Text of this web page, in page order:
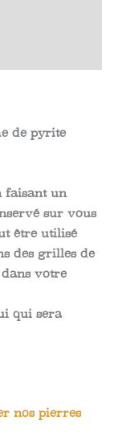
de pyrite
faisant un
sur vous
être utilisé
des grilles de
votre
qui sera
nos pierres